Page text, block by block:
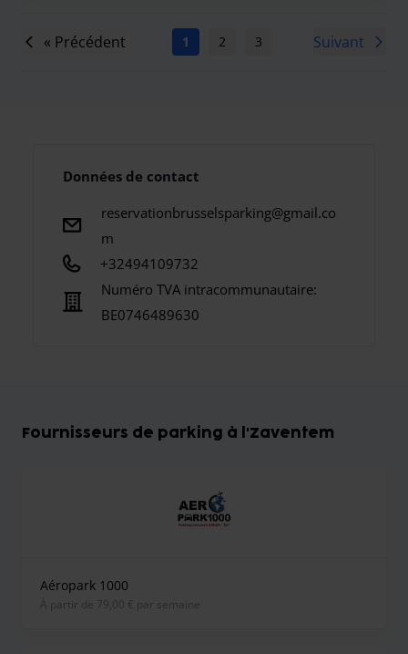
« Précédent 1 2 3 5
Suivant
Données de contact
reservationbrusselsparking@gmail.co
m
+32494109732
Numéro TVA intracommunautaire:
BE0746489630
Fournisseurs de parking à l'Zaventem
Aéropark 1000
À partir de 79,00 € par semaine